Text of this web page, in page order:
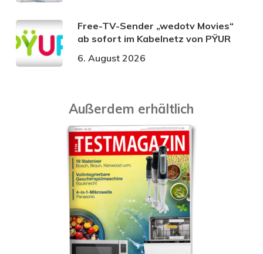
Free-TV-Sender „wedotv Movies“
ab sofort im Kabelnetz von PŸUR
6. August 2026
Außerdem erhältlich